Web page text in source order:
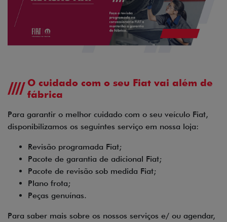
O cuidado com o seu Fiat vai além de
fábrica
Para garantir o melhor cuidado com o seu veículo Fiat,
disponibilizamos os seguintes serviço em nossa loja:
Revisão programada Fiat;
Pacote de garantia de adicional Fiat;
Pacote de revisão sob medida Fiat;
Plano frota;
Peças genuínas.
Para saber mais sobre os nossos serviços e/ ou agendar,